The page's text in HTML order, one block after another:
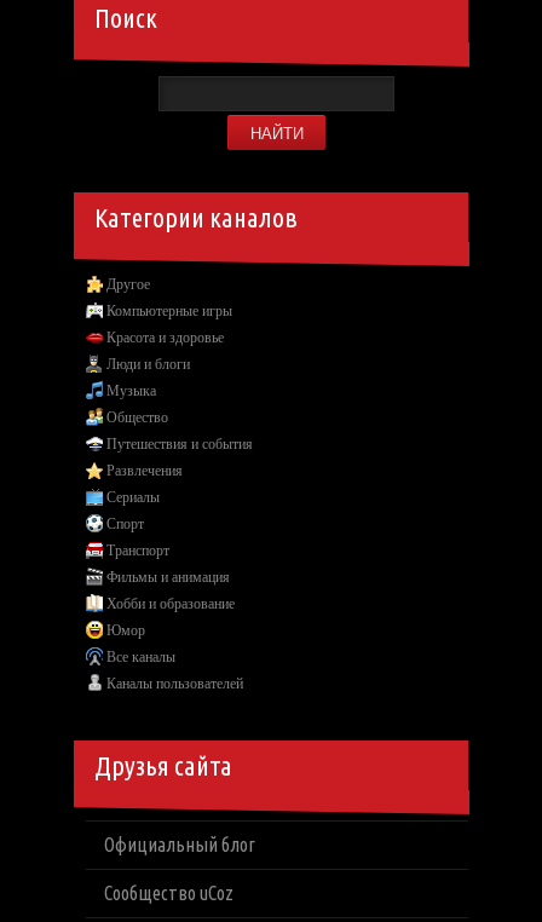
Поиск
Категории каналов
Другое
Компьютерные игры
Красота и здоровье
Люди и блоги
Музыка
Общество
Путешествия и события
Развлечения
Сериалы
Спорт
Транспорт
Фильмы и анимация
Хобби и образование
Юмор
Все каналы
Каналы пользователей
Друзья сайта
Официальный блог
Сообщество uCoz